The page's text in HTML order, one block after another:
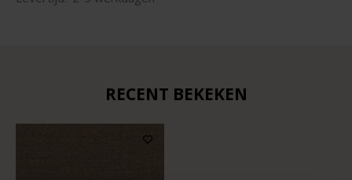
RECENT BEKEKEN